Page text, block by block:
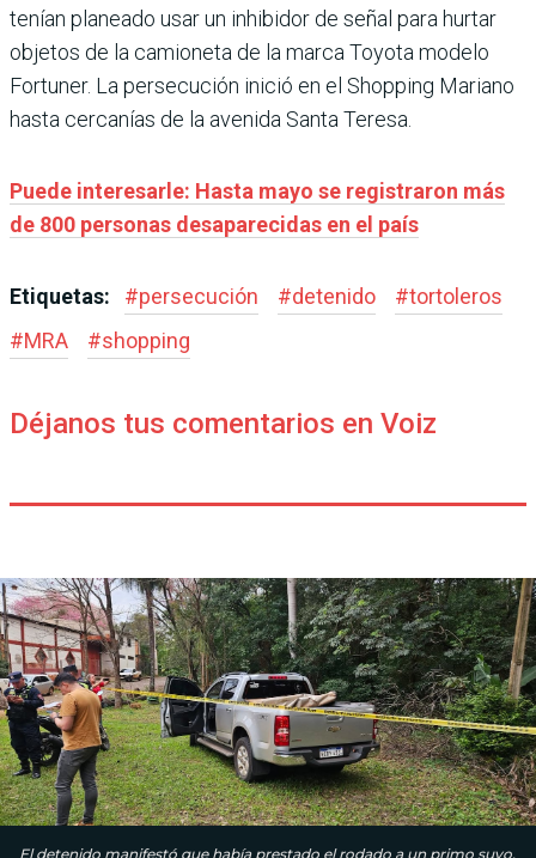
tenían planeado usar un inhibidor de señal para hurtar
objetos de la camioneta de la marca Toyota modelo
Fortuner. La persecución inició en el Shopping Mariano
hasta cercanías de la avenida Santa Teresa.
Puede interesarle: Hasta mayo se registraron más
de 800 personas desaparecidas en el país
Etiquetas: #persecución #detenido #tortoleros
#MRA #shopping
Déjanos tus comentarios en Voiz
El detenido manifestó que había prestado el rodado a un primo suyo.